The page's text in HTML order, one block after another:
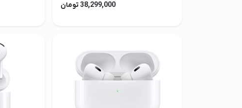
38,299,000 تومان